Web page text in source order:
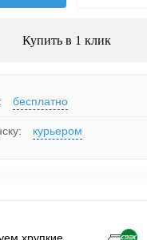
Купить в 1 клик
бесплатно
курьером